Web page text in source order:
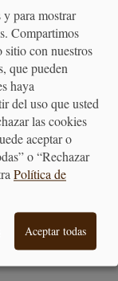
€
48H
para mostrar
Compartimos
sitio con nuestros
que pueden
haya
del uso que usted
las cookies
aceptar o
o “Rechazar
Política de
Aceptar todas